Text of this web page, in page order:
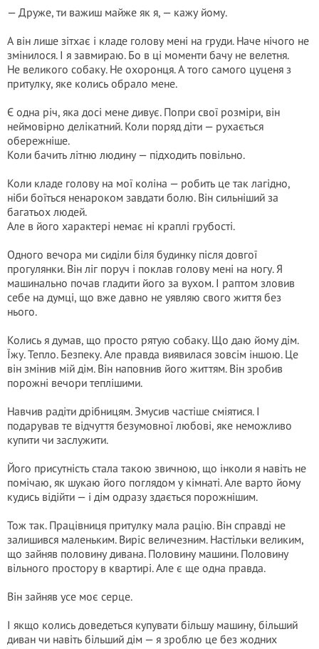
— Друже, ти важиш майже як я, — кажу йому.
А він лише зітхає і кладе голову мені на груди. Наче нічого не
змінилося. І я завмираю. Бо в ці моменти бачу не велетня.
Не великого собаку. Не охоронця. А того самого цуценя з
притулку, яке колись обрало мене.
Є одна річ, яка досі мене дивує. Попри свої розміри, він
неймовірно делікатний. Коли поряд діти — рухається
обережніше.
Коли бачить літню людину — підходить повільно.
Коли кладе голову на мої коліна — робить це так лагідно,
ніби боїться ненароком завдати болю. Він сильніший за
багатьох людей.
Але в його характері немає ні краплі грубості.
Одного вечора ми сиділи біля будинку після довгої
прогулянки. Він ліг поруч і поклав голову мені на ногу. Я
машинально почав гладити його за вухом. І раптом зловив
себе на думці, що вже давно не уявляю свого життя без
нього.
Колись я думав, що просто рятую собаку. Що даю йому дім.
Їжу. Тепло. Безпеку. Але правда виявилася зовсім іншою. Це
він змінив мій дім. Він наповнив його життям. Він зробив
порожні вечори теплішими.
Навчив радіти дрібницям. Змусив частіше сміятися. І
подарував те відчуття безумовної любові, яке неможливо
купити чи заслужити.
Його присутність стала такою звичною, що інколи я навіть не
помічаю, як шукаю його поглядом у кімнаті. Але варто йому
кудись відійти — і дім одразу здається порожнішим.
Тож так. Працівниця притулку мала рацію. Він справді не
залишився маленьким. Виріс величезним. Настільки великим,
що зайняв половину дивана. Половину машини. Половину
вільного простору в квартирі. Але є ще одна правда.
Він зайняв усе моє серце.
І якщо колись доведеться купувати більшу машину, більший
диван чи навіть більший дім — я зроблю це без жодних